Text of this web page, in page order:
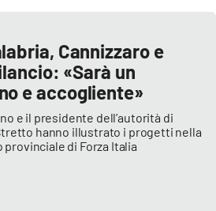
Cannizzaro e
«Sarà un
e accogliente»
e il presidente dell’autorità di
hanno illustrato i progetti nella
di Forza Italia